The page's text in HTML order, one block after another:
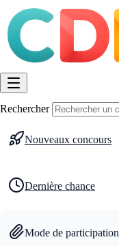
Rechercher
Nouveaux concours
Dernière chance
Mode de participation